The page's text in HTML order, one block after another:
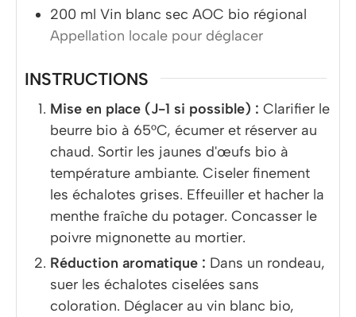
200 ml Vin blanc sec AOC bio régional
Appellation locale pour déglacer
INSTRUCTIONS
Mise en place (J-1 si possible) : Clarifier le
beurre bio à 65°C, écumer et réserver au
chaud. Sortir les jaunes d'œufs bio à
température ambiante. Ciseler finement
les échalotes grises. Effeuiller et hacher la
menthe fraîche du potager. Concasser le
poivre mignonette au mortier.
Réduction aromatique : Dans un rondeau,
suer les échalotes ciselées sans
coloration. Déglacer au vin blanc bio,